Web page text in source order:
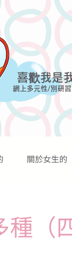
喜歡我是
網上多元性/別研
關於女生的
（